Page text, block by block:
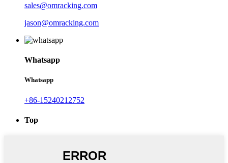
sales@omracking.com
jason@omracking.com
Whatsapp
Whatsapp
+86-15240212752
Top